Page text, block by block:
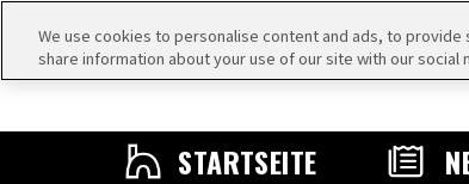
STARTSEITE
We use cookies to personalise content and ads, to
share information about your use of our site with our social